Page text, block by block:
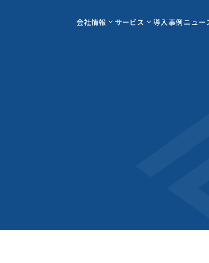
会社情報 サービス 導入事例ニュー